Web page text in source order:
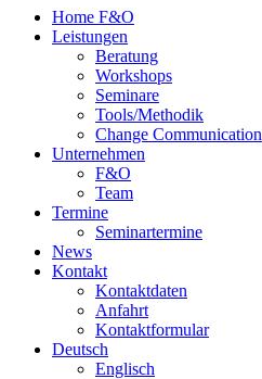
Home F&O
Leistungen
Beratung
Workshops
Seminare
Tools/Methodik
Change Communication
Unternehmen
F&O
Team
Termine
Seminartermine
News
Kontakt
Kontaktdaten
Anfahrt
Kontaktformular
Deutsch
Englisch